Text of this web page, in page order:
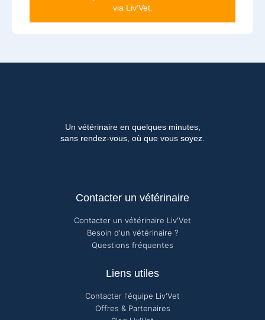
via Liv’Vet.
Un vétérinaire en quelques minutes,
sans rendez-vous, où que vous soyez.
Contacter un vétérinaire
Contacter un vétérinaire Liv'Vet
Besoin d'un vétérinaire ?
Questions fréquentes
Liens utiles
Contacter l'équipe Liv'Vet
Offres & Partenaires